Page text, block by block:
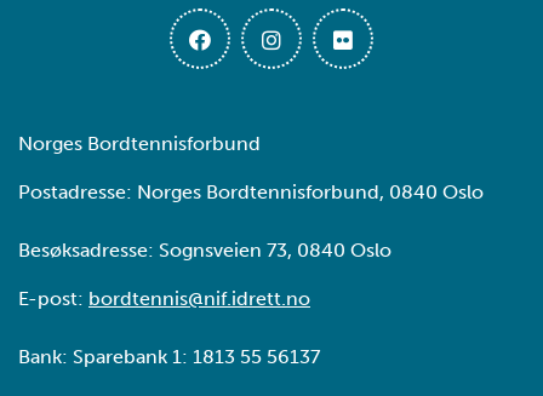
Norges Bordtennisforbund
Postadresse: Norges Bordtennisforbund, 0840 Oslo
Besøksadresse: Sognsveien 73, 0840 Oslo
E-post: bordtennis@nif.idrett.no
Bank: Sparebank 1: 1813 55 56137